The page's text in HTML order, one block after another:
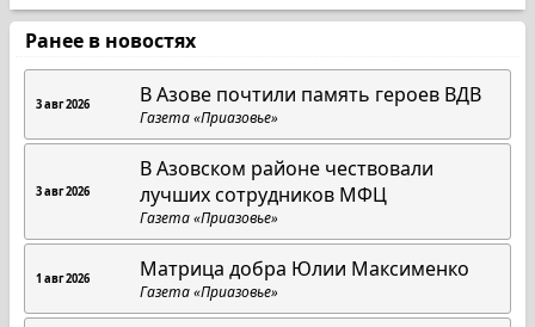
Ранее в новостях
3 авг 2026 В Азове почтили память героев ВДВ
Газета «Приазовье»
3 авг 2026
В Азовском районе чествовали
лучших сотрудников МФЦ
Газета «Приазовье»
1 авг 2026 Матрица добра Юлии Максименко
Газета «Приазовье»